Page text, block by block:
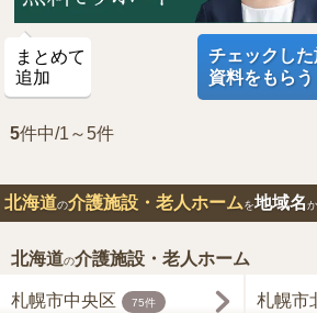
まとめて
追加
チェックし
資料をもらう
5件中/1～5件
北海道の介護施設・老人ホームを地域名
北海道の介護施設・老人ホーム
札幌市中央区 75件 札幌市